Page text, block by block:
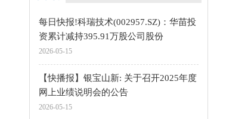
每日快报!科瑞技术(002957.SZ)：华苗投
资累计减持395.91万股公司股份
2026-05-15
【快播报】银宝山新: 关于召开2025年度
网上业绩说明会的公告
2026-05-15